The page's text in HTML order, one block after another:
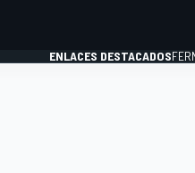
ENLACES DESTACADOS